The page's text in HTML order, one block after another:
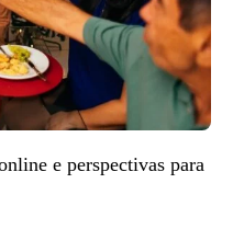
e perspectivas para